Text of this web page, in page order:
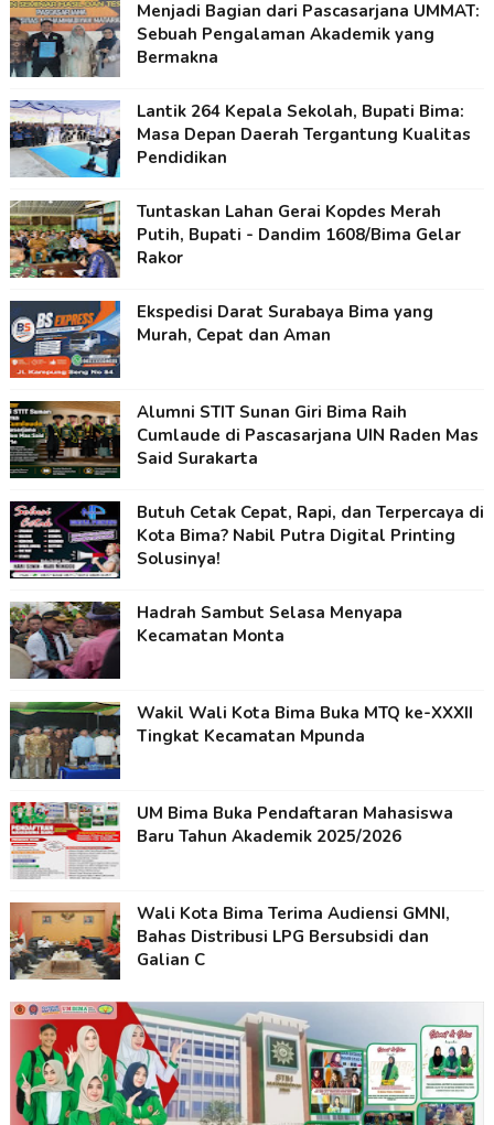
Menjadi Bagian dari Pascasarjana UMMAT:
Sebuah Pengalaman Akademik yang
Bermakna
Lantik 264 Kepala Sekolah, Bupati Bima:
Masa Depan Daerah Tergantung Kualitas
Pendidikan
Tuntaskan Lahan Gerai Kopdes Merah
Putih, Bupati - Dandim 1608/Bima Gelar
Rakor
Ekspedisi Darat Surabaya Bima yang
Murah, Cepat dan Aman
Alumni STIT Sunan Giri Bima Raih
Cumlaude di Pascasarjana UIN Raden Mas
Said Surakarta
Butuh Cetak Cepat, Rapi, dan Terpercaya di
Kota Bima? Nabil Putra Digital Printing
Solusinya!
Hadrah Sambut Selasa Menyapa
Kecamatan Monta
Wakil Wali Kota Bima Buka MTQ ke-XXXII
Tingkat Kecamatan Mpunda
UM Bima Buka Pendaftaran Mahasiswa
Baru Tahun Akademik 2025/2026
Wali Kota Bima Terima Audiensi GMNI,
Bahas Distribusi LPG Bersubsidi dan
Galian C